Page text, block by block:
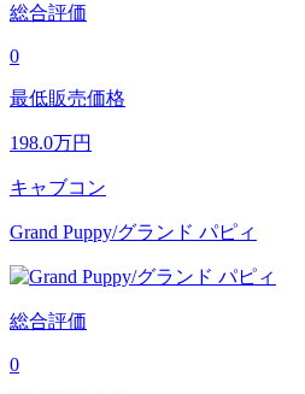
総合評価
0
最低販売価格
198.0万円
キャブコン
Grand Puppy/グランド パピィ
総合評価
0